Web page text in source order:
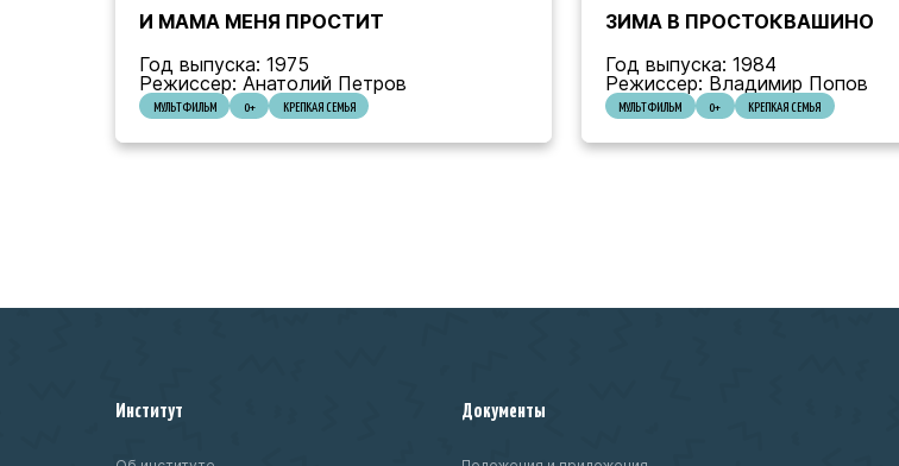
И МАМА МЕНЯ ПРОСТИТ
Год выпуска: 1975
Режиссер: Анатолий Петров
МУЛЬТФИЛЬМ 0+ КРЕПКАЯ СЕМЬЯ
ЗИМА В ПРОСТОКВАШИНО
Год выпуска: 1984
Режиссер: Владимир Попов
МУЛЬТФИЛЬМ 0+ КРЕПКАЯ СЕМЬЯ
Институт Документы